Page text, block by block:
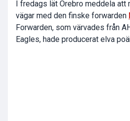
I fredags lät Örebro meddela
vägar med den finske forwarden
Forwarden, som värvades från
Eagles, hade producerat elva